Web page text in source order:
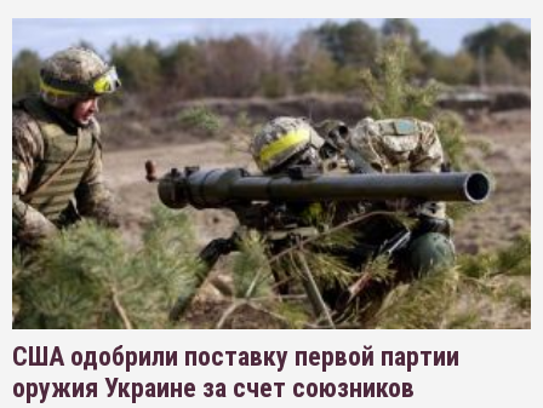
США одобрили поставку первой партии
оружия Украине за счет союзников